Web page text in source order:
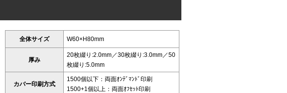
全体サイズ W60×H80mm
厚み
20枚綴り:2.0mm／30枚綴り:3.0mm／50
枚綴り:5.0mm
カバー印刷方式
1500個以下：両面ｵﾝﾃﾞﾏﾝﾄﾞ印刷
1500+1個以上：両面ｵﾌｾｯﾄ印刷